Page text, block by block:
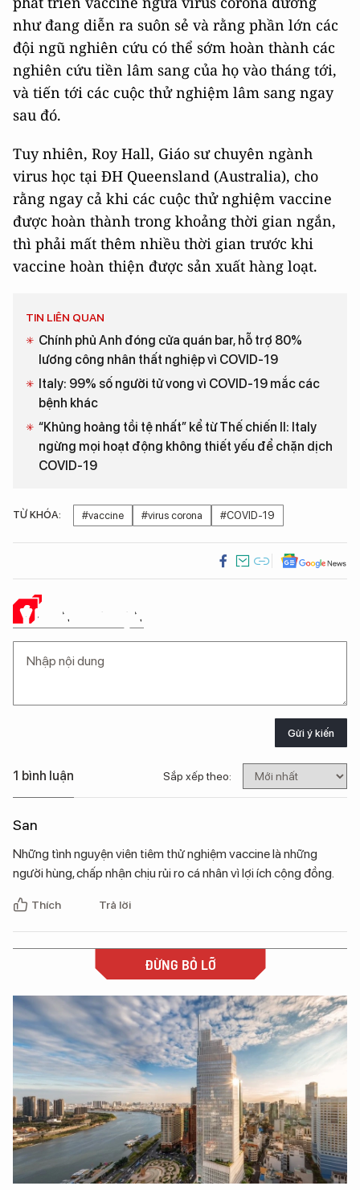
như đang diễn ra suôn sẻ và rằng phần lớn các
đội ngũ nghiên cứu có thể sớm hoàn thành các
nghiên cứu tiền lâm sang của họ vào tháng tới,
và tiến tới các cuộc thử nghiệm lâm sang ngay
sau đó.
Tuy nhiên, Roy Hall, Giáo sư chuyên ngành
virus học tại ĐH Queensland (Australia), cho
rằng ngay cả khi các cuộc thử nghiệm vaccine
được hoàn thành trong khoảng thời gian ngắn,
thì phải mất thêm nhiều thời gian trước khi
vaccine hoàn thiện được sản xuất hàng loạt.
TIN LIÊN QUAN
Chính phủ Anh đóng cửa quán bar, hỗ trợ 80%
lương công nhân thất nghiệp vì COVID-19
Italy: 99% số người tử vong vì COVID-19 mắc các
bệnh khác
“Khủng hoảng tồi tệ nhất” kể từ Thế chiến II: Italy
ngừng mọi hoạt động không thiết yếu để chặn dịch
COVID-19
TỪ KHÓA: #vaccine #virus corona #COVID-19
Ý KIẾN CỦA BẠN
Gửi ý kiến
1 bình luận Sắp xếp theo:
San
Những tình nguyện viên tiêm thử nghiệm vaccine là những
người hùng, chấp nhận chịu rủi ro cá nhân vì lợi ích cộng đồng.
Thích Trả lời
ĐỪNG BỎ LỠ